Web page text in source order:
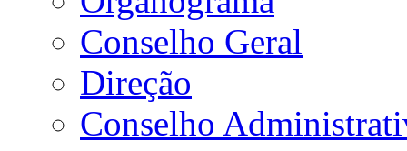
Conselho Geral
Direção
Conselho